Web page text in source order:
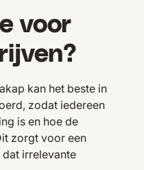
voor
kan het beste in
zodat iedereen
is en hoe de
zorgt voor een
irrelevante